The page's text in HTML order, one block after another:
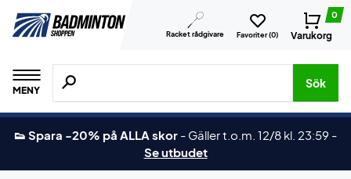
Racket rådgivare Favoriter (0)
0
Varukorg
MENY
Sök efter produkter, märken osv.
Sök
👟 Spara -20% på ALLA skor - Gäller t.o.m. 12/8 kl. 23:59 -
Se utbudet